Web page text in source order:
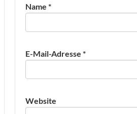
Name *
E-Mail-Adresse *
Website